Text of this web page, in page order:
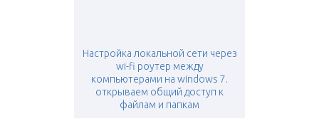
Настройка локальной сети через
wi-fi роутер между
компьютерами на windows 7.
открываем общий доступ к
файлам и папкам